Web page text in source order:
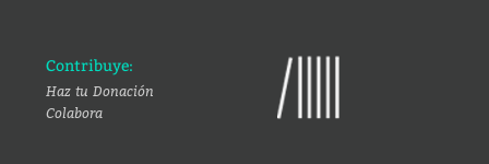
Contribuye:
Haz tu Donación
Colabora